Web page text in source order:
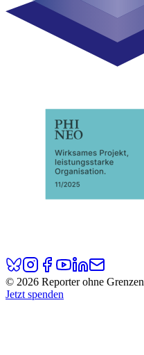
© 2026 Reporter ohne Grenzen
Jetzt spenden